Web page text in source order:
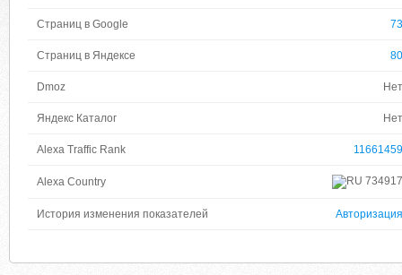
Страниц в Google 73
Страниц в Яндексе 80
Dmoz Нет
Яндекс Каталог Нет
Alexa Traffic Rank 11661459
Alexa Country 734917
История изменения показателей Авторизация